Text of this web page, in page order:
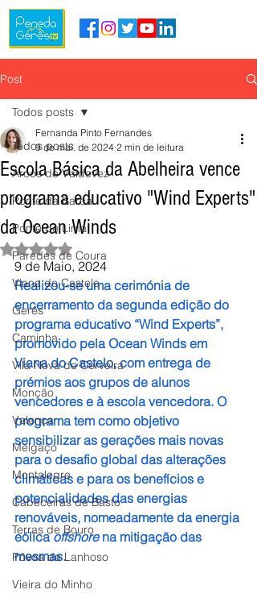
Post
Todos posts
Arcos de Valdevez
Ponte da Barca
Ponte de Lima
Paredes de Coura
Viana do Castelo
Gerês
Caminha
Vila Nova de Cerveira
Monção
Valença
Melgaço
Montalegre
Cabeceiras de Basto
Terras de Bouro
Póvoa de Lanhoso
Vieira do Minho
Todos posts
Escola Básica da Abelheira vence
programa educativo "Wind Experts"
da Ocean Winds
Fernanda Pinto Fernandes
9 de mai. de 2024 2 min de leitura
Avaliado com NaN de 5 estrelas.
9 de Maio, 2024
Realizou-se uma cerimónia de
encerramento da segunda edição do
programa educativo “Wind Experts”,
promovido pela Ocean Winds em
Viana do Castelo, com entrega de
prémios aos grupos de alunos
vencedores e à escola vencedora. O
programa tem como objetivo
sensibilizar as gerações mais novas
para o desafio global das alterações
climáticas e para os benefícios e
potencialidades das energias
renováveis, nomeadamente da energia
eólica offshore na mitigação das
mesmas.